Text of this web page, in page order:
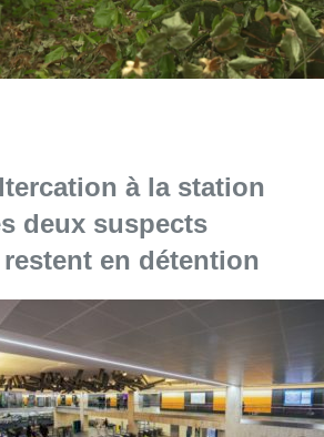
à la station
deux suspects
en détention